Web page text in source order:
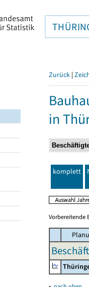
Zurück |
in
komplett
Vorbereitende